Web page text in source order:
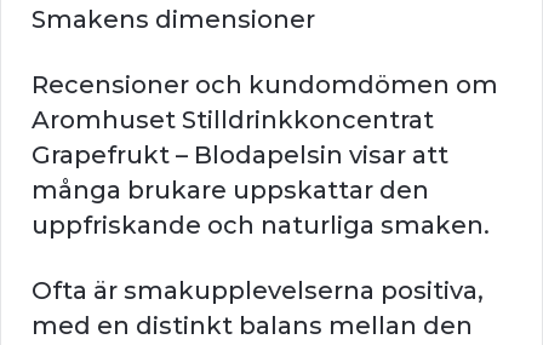
Smakens dimensioner
Recensioner och kundomdömen om
Aromhuset Stilldrinkkoncentrat
Grapefrukt – Blodapelsin visar att
många brukare uppskattar den
uppfriskande och naturliga smaken.
Ofta är smakupplevelserna positiva,
med en distinkt balans mellan den